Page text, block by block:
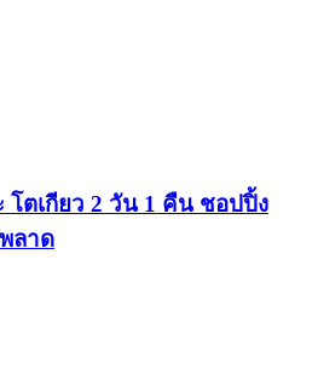
โตเกียว 2 วัน 1 คืน ชอปปิ้ง
ลาด